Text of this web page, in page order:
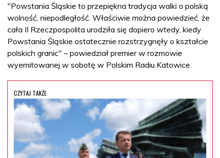
"Powstania Śląskie to przepiękna tradycja walki o polską
wolność, niepodległość. Właściwie można powiedzieć, że
cała II Rzeczpospolita urodziła się dopiero wtedy, kiedy
Powstania Śląskie ostatecznie rozstrzygnęły o kształcie
polskich granic" – powiedział premier w rozmowie
wyemitowanej w sobotę w Polskim Radiu Katowice.
CZYTAJ TAKŻE